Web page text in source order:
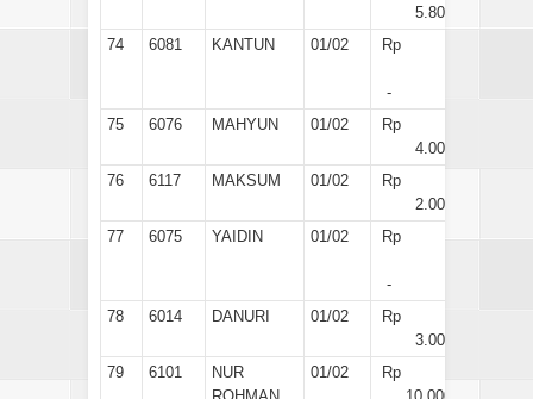
5.800
74
6081 KANTUN 01/02 Rp
-
75
6076 MAHYUN 01/02
Rp
4.000
76
6117 MAKSUM 01/02
Rp
2.000
77
6075 YAIDIN 01/02 Rp
-
78
6014 DANURI 01/02
Rp
3.000
79
6101
NUR
01/02
Rp